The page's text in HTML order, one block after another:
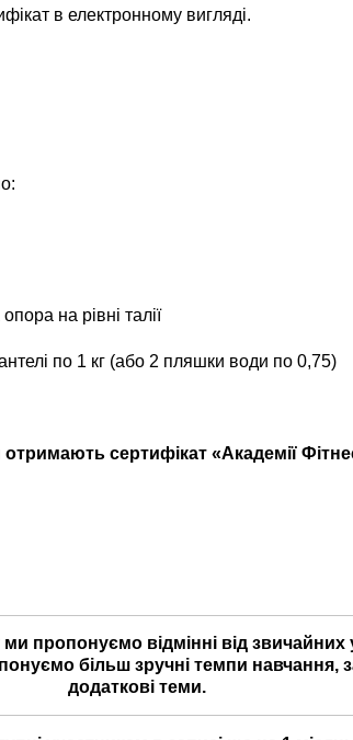
в електронному вигляді.
на рівні талії
по 1 кг (або 2 пляшки води по 0,75)
сертифікат «Академії
пропонуємо відмінні від
більш зручні темпи навчання,
додаткові теми.